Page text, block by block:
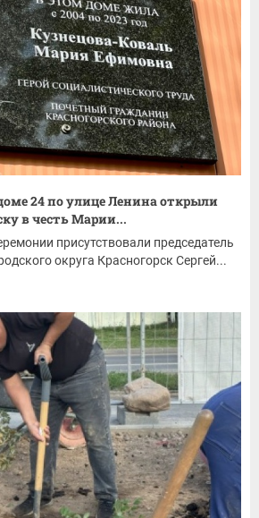
24 по улице Ленина открыли
в честь Марии...
присутствовали председатель
округа Красногорск Сергей...